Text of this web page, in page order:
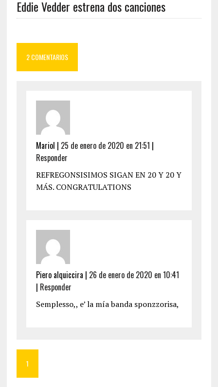
Eddie Vedder estrena dos canciones
2 COMENTARIOS
Mariol | 25 de enero de 2020 en 21:51 |
Responder
REFREGONSISIMOS SIGAN EN 20 Y 20 Y
MÁS. CONGRATULATIONS
Piero alquiccira | 26 de enero de 2020 en 10:41
| Responder
Semplesso,, e’ la mía banda sponzzorisa,
1